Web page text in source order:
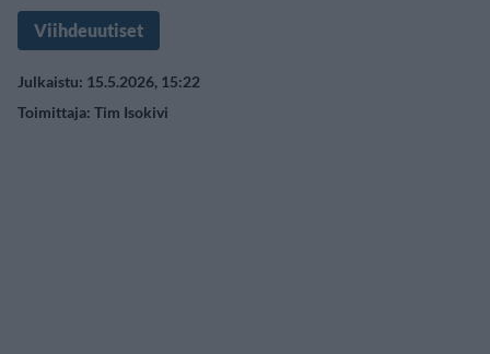
Viihdeuutiset
Julkaistu: 15.5.2026, 15:22
Toimittaja: Tim Isokivi